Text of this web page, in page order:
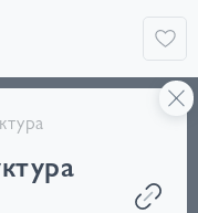
СМИ